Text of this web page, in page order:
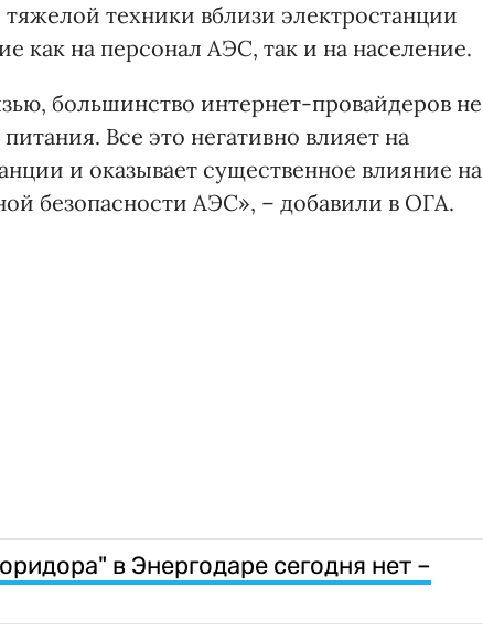
техники вблизи электростанции
как на персонал АЭС, так и на население.
большинство интернет-провайдеров не
Все это негативно влияет на
и оказывает существенное влияние на
безопасности АЭС», – добавили в ОГА.
в Энергодаре сегодня нет –